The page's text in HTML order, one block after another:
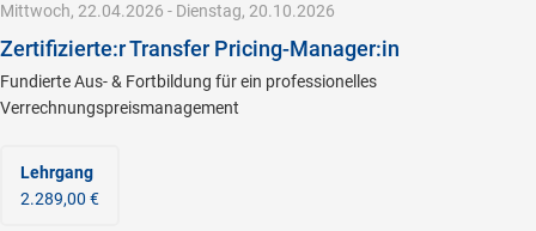
Mittwoch, 22.04.2026 - Dienstag, 20.10.2026
Zertifizierte:r Transfer Pricing-Manager:in
Fundierte Aus- & Fortbildung für ein professionelles
Verrechnungspreismanagement
Lehrgang
2.289,00 €